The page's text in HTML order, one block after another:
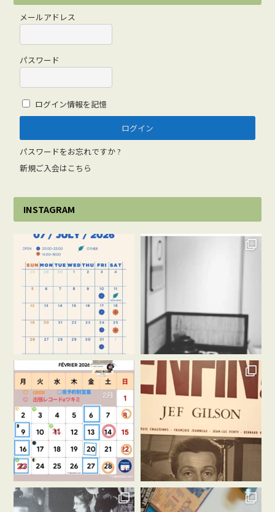
メールアドレス
パスワード
ログイン情報を記憶
パスワードをお忘れですか ?
新規ご入会はこちら
INSTAGRAM